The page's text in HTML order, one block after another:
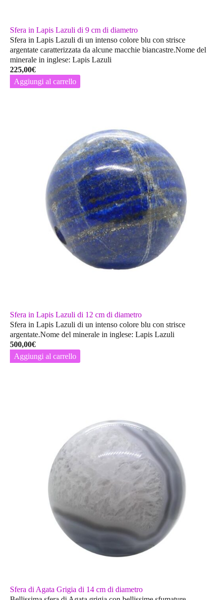
Sfera in Lapis Lazuli di 9 cm di diametro
Sfera in Lapis Lazuli di un intenso colore blu con strisce
argentate caratterizzata da alcune macchie biancastre.Nome del
minerale in inglese: Lapis Lazuli
225,00€
Aggiungi al carrello
Sfera in Lapis Lazuli di 12 cm di diametro
Sfera in Lapis Lazuli di un intenso colore blu con strisce
argentate.Nome del minerale in inglese: Lapis Lazuli
500,00€
Aggiungi al carrello
Sfera di Agata Grigia di 14 cm di diametro